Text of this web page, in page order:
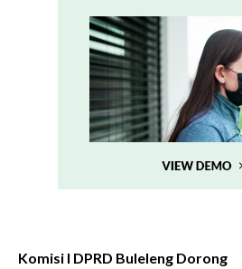
Komisi I DPRD Buleleng Dorong